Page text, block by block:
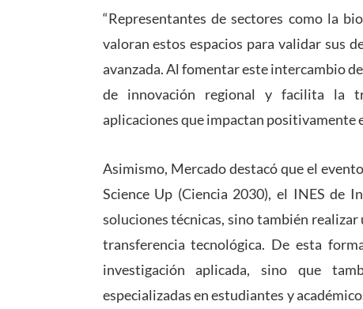
“Representantes de sectores como la
valoran estos espacios para validar sus
avanzada. Al fomentar este intercambio
de innovación regional y facilita la
aplicaciones que impactan positivamente
Asimismo, Mercado destacó que el
Science Up (Ciencia 2030), el INES de
soluciones técnicas, sino también
transferencia tecnológica. De esta
investigación aplicada, sino que
especializadas en estudiantes y